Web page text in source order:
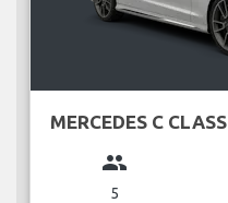
MERCEDES C CLASS
group
5